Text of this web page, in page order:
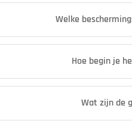
Welke
Hoe begin je
Wat zijn de